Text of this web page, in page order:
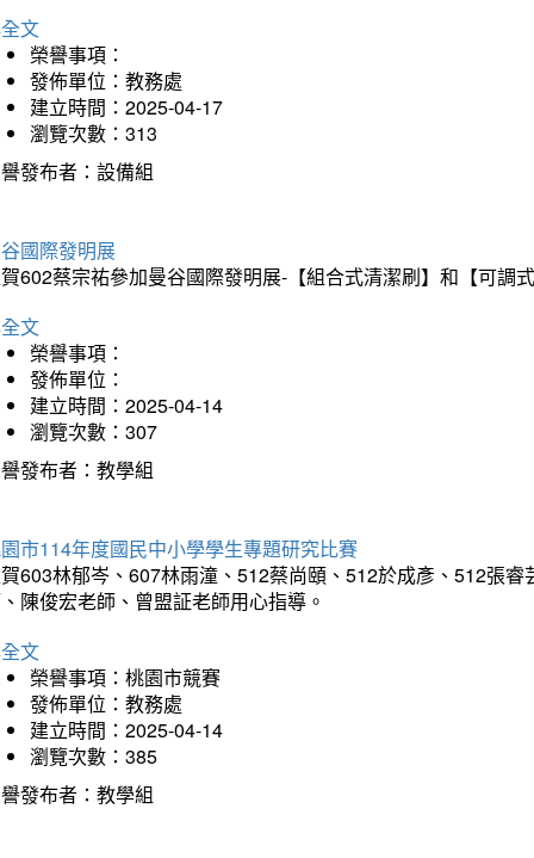
文
榮譽事項：
發佈單位：教務處
建立時間：2025-04-17
瀏覽次數：313
發布者：設備組
國際發明展
602蔡宗祐參加曼谷國際發明展-【組合式清潔刷】和【可調
文
榮譽事項：
發佈單位：
建立時間：2025-04-14
瀏覽次數：307
發布者：教學組
市114年度國民中小學學生專題研究比賽
603林郁岑、607林雨潼、512蔡尚頤、512於成彥、512張
陳俊宏老師、曾盟証老師用心指導。
文
榮譽事項：桃園市競賽
發佈單位：教務處
建立時間：2025-04-14
瀏覽次數：385
發布者：教學組